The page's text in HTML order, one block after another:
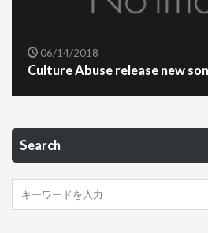
06/14/2018
Culture Abuse release new
Search